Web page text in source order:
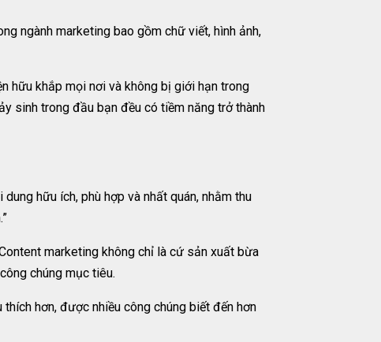
ngành marketing bao gồm chữ viết, hình ảnh,
hữu khắp mọi nơi và không bị giới hạn trong
sinh trong đầu bạn đều có tiềm năng trở thành
hữu ích, phù hợp và nhất quán, nhằm thu
marketing không chỉ là cứ sản xuất bừa
chúng mục tiêu.
hơn, được nhiều công chúng biết đến hơn